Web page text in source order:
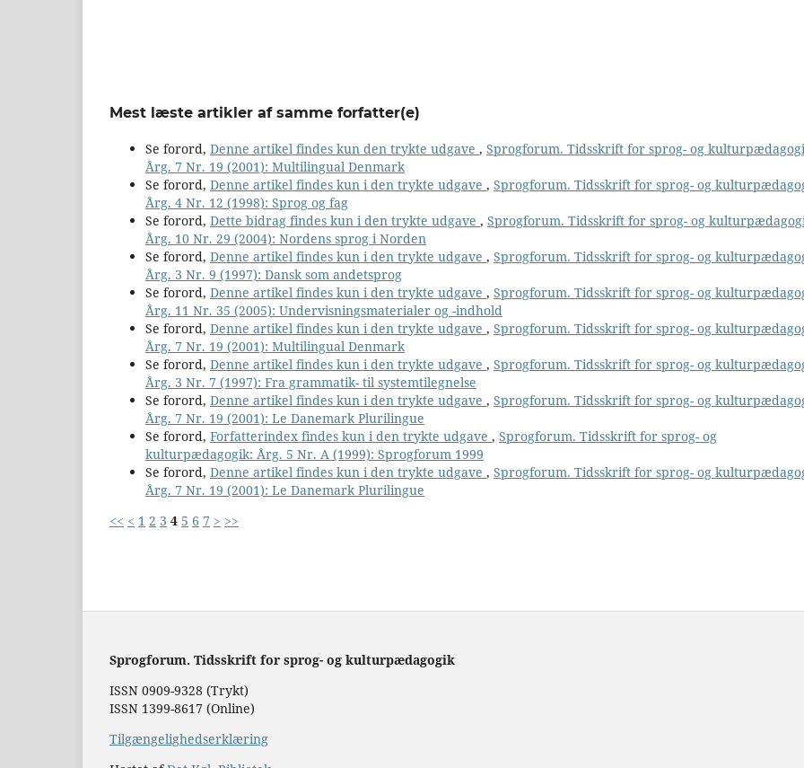
Mest læste artikler af samme forfatter(e)
Se forord, Denne artikel findes kun den trykte udgave , Sprogforum. Tidsskrift for sprog- og
Årg. 7 Nr. 19 (2001): Multilingual Denmark
Se forord, Denne artikel findes kun i den trykte udgave , Sprogforum. Tidsskrift for sprog- og
Årg. 4 Nr. 12 (1998): Sprog og fag
Se forord, Dette bidrag findes kun i den trykte udgave , Sprogforum. Tidsskrift for sprog- og
Årg. 10 Nr. 29 (2004): Nordens sprog i Norden
Se forord, Denne artikel findes kun i den trykte udgave , Sprogforum. Tidsskrift for sprog- og
Årg. 3 Nr. 9 (1997): Dansk som andetsprog
Se forord, Denne artikel findes kun i den trykte udgave , Sprogforum. Tidsskrift for sprog- og
Årg. 11 Nr. 35 (2005): Undervisningsmaterialer og -indhold
Se forord, Denne artikel findes kun i den trykte udgave , Sprogforum. Tidsskrift for sprog- og
Årg. 7 Nr. 19 (2001): Multilingual Denmark
Se forord, Denne artikel findes kun i den trykte udgave , Sprogforum. Tidsskrift for sprog- og
Årg. 3 Nr. 7 (1997): Fra grammatik- til systemtilegnelse
Se forord, Denne artikel findes kun i den trykte udgave , Sprogforum. Tidsskrift for sprog- og
Årg. 7 Nr. 19 (2001): Le Danemark Plurilingue
Se forord, Forfatterindex findes kun i den trykte udgave , Sprogforum. Tidsskrift for sprog- og
kulturpædagogik: Årg. 5 Nr. A (1999): Sprogforum 1999
Se forord, Denne artikel findes kun i den trykte udgave , Sprogforum. Tidsskrift for sprog- og
Årg. 7 Nr. 19 (2001): Le Danemark Plurilingue
<< < 1 2 3 4 5 6 7 > >>
Sprogforum. Tidsskrift for sprog- og kulturpædagogik
ISSN 0909-9328 (Trykt)
ISSN 1399-8617 (Online)
Tilgængelighedserklæring